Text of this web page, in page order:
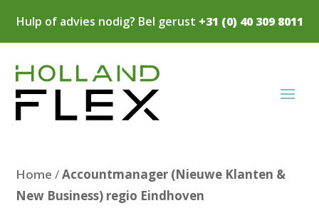
Hulp of advies nodig? Bel gerust +31 (0) 40 309 8011
Home /Accountmanager (Nieuwe Klanten &
New Business) regio Eindhoven